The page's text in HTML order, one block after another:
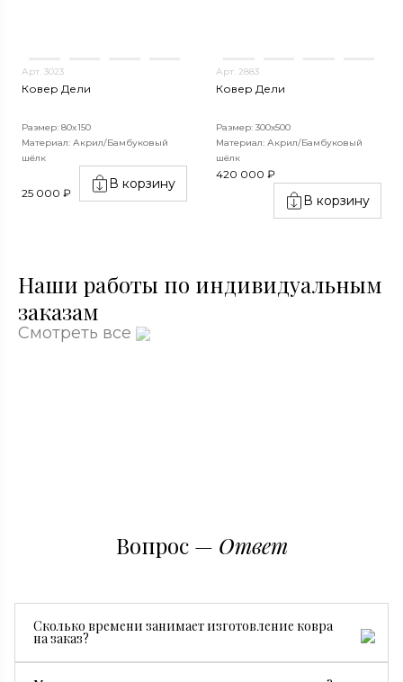
Арт. 3023
Ковер Дели
Размер: 80x150
Материал: Акрил/Бамбуковый
шёлк
25 000 ₽
В корзину
Арт. 2883
Ковер Дели
Размер: 300х500
Материал: Акрил/Бамбуковый
шёлк
420 000 ₽
В корзину
Наши работы по индивидуальным
заказам
Смотреть все
Вопрос — Ответ
Сколько времени занимает изготовление ковра
на заказ?